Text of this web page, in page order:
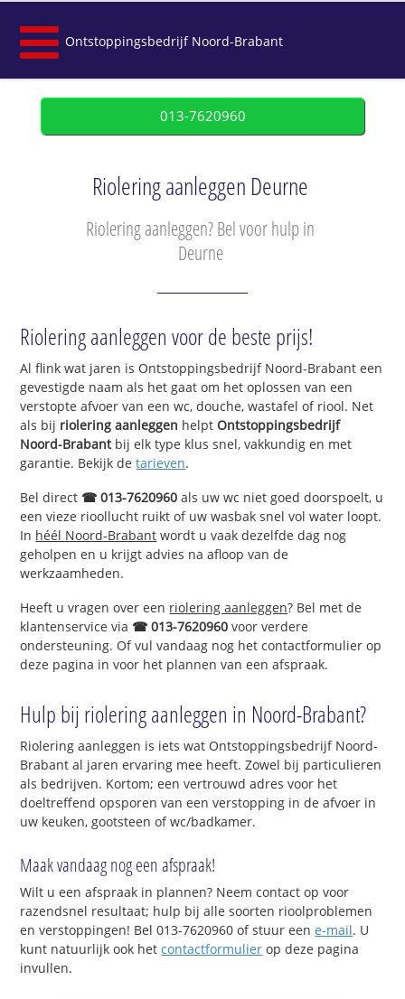
Ontstoppingsbedrijf Noord-Brabant
013-7620960
Riolering aanleggen Deurne
Riolering aanleggen? Bel voor hulp in
Deurne
Riolering aanleggen voor de beste prijs!
Al flink wat jaren is Ontstoppingsbedrijf Noord-Brabant een
gevestigde naam als het gaat om het oplossen van een
verstopte afvoer van een wc, douche, wastafel of riool. Net
als bij riolering aanleggen helptOntstoppingsbedrijf
Noord-Brabantbij elk type klus snel, vakkundig en met
garantie. Bekijk detarieven.
Bel direct ☎ 013-7620960 als uw wc niet goed doorspoelt, u
een vieze rioollucht ruikt of uw wasbak snel vol water loopt.
In héél Noord-Brabant wordt u vaak dezelfde dag nog
geholpen en u krijgt advies na afloop van de
werkzaamheden.
Heeft u vragen over een riolering aanleggen? Bel met de
klantenservice via ☎ 013-7620960 voor verdere
ondersteuning. Of vul vandaag nog het contactformulier op
deze pagina in voor het plannen van een afspraak.
Hulp bij riolering aanleggen in Noord-Brabant?
Riolering aanleggen is iets wat Ontstoppingsbedrijf Noord-
Brabant al jaren ervaring mee heeft. Zowel bij particulieren
als bedrijven. Kortom; een vertrouwd adres voor het
doeltreffend opsporen van een verstopping in de afvoer in
uw keuken, gootsteen of wc/badkamer.
Maak vandaag nog een afspraak!
Wilt u een afspraak in plannen? Neem contact op voor
razendsnel resultaat; hulp bij alle soorten rioolproblemen
en verstoppingen! Bel 013-7620960 of stuur eene-mail. U
kunt natuurlijk ook hetcontactformulier op deze pagina
invullen.